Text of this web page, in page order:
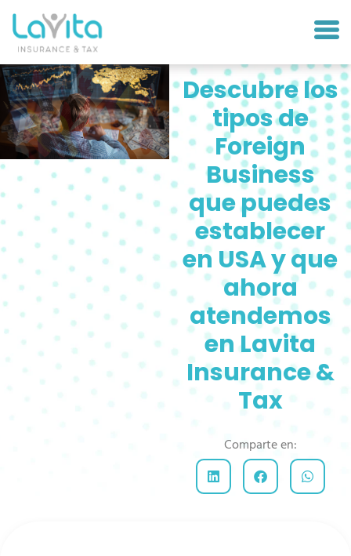
Descubre los
tipos de
Foreign
Business
que puedes
establecer
en USA y que
ahora
atendemos
en Lavita
Insurance &
Tax
Comparte en: